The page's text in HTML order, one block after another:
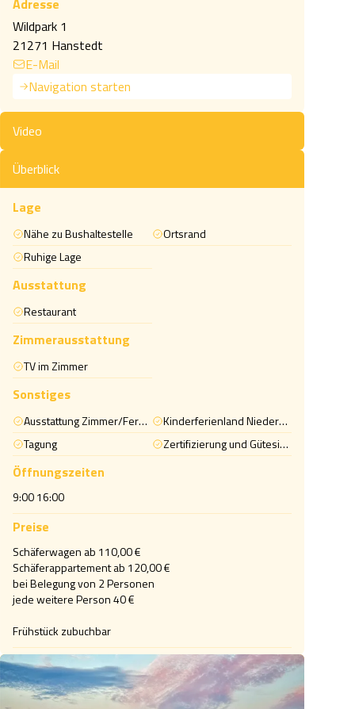
Adresse
Wildpark 1
21271 Hanstedt
E-Mail
Navigation starten
Video
Überblick
Lage
Nähe zu Bushaltestelle
Ortsrand
Ruhige Lage
Ausstattung
Restaurant
Zimmerausstattung
TV im Zimmer
Sonstiges
Ausstattung Zimmer/Ferienwohnung/Ferienhaus
Kinderferienland Niedersachsen
Tagung
Zertifizierung und Gütesiegel - Sonstige
Öffnungszeiten
9:00 16:00
Preise
Schäferwagen ab 110,00 €
Schäferappartement ab 120,00 €
bei Belegung von 2 Personen
jede weitere Person 40 €
Frühstück zubuchbar